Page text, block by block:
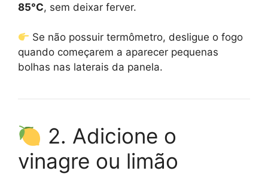
85°C, sem deixar ferver.
Se não possuir termômetro, desligue o fogo
quando começarem a aparecer pequenas
bolhas nas laterais da panela.
2. Adicione o
vinagre ou limão